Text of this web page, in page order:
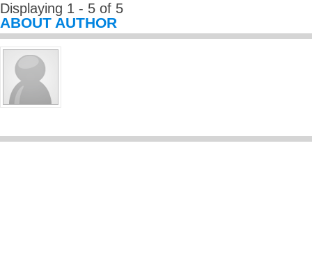
Displaying 1 - 5 of 5
ABOUT AUTHOR